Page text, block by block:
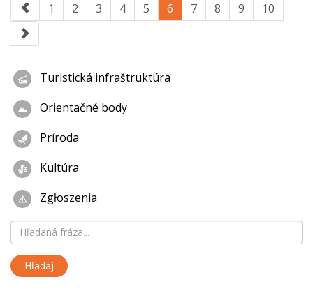
1 2 3 4 5 6 7 8 9 10
Turistická infraštruktúra
Orientačné body
Príroda
Kultúra
Zgłoszenia